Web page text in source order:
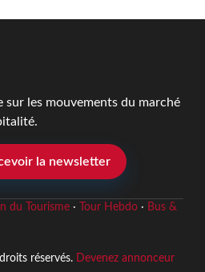
sur les mouvements du marché
la newsletter
du Tourisme· Tour Hebdo· Bus &
réservés. Devenez annonceur